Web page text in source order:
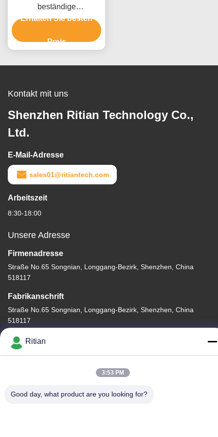
beständige
Fensterglasschutzfolie
PE-Schutzfolie
Erhalten Sie besten
Preis
Kontakt mit uns
Shenzhen Ritian Technology Co.,
Ltd.
E-Mail-Adresse
sales01@ritiantech.com
Arbeitszeit
8:30-18:00
Unsere Adresse
Firmenadresse
Straße No.65 Songnian, Longgang-Bezirk, Shenzhen, China
518117
Fabrikanschrift
Straße No.65 Songnian, Longgang-Bezirk, Shenzhen, China
518117
TelefonRitian
3:53 PM
Good day, what product are you looking for?